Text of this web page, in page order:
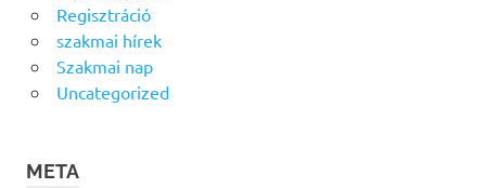
Regisztráció
szakmai hírek
Szakmai nap
Uncategorized
META